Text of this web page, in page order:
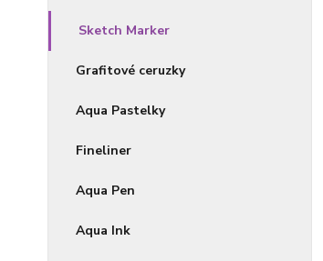
Sketch Marker
Grafitové ceruzky
Aqua Pastelky
Fineliner
Aqua Pen
Aqua Ink